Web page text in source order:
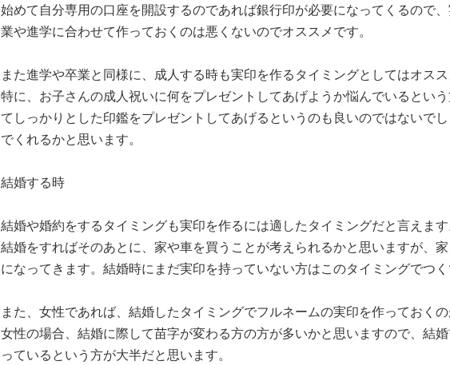
始めて自分専用の口座を開設するのであれば銀行印が必要になってくるので
業や進学に合わせて作っておくのは悪くないのでオススメです。
また進学や卒業と同様に、成人する時も実印を作るタイミングとしてはオスス
特に、お子さんの成人祝いに何をプレゼントしてあげようか悩んでいるとい
てしっかりとした印鑑をプレゼントしてあげるというのも良いのではないで
でくれるかと思います。
結婚する時
結婚や婚約をするタイミングも実印を作るには適したタイミングだと言えます
結婚をすればそのあとに、家や車を買うことが考えられるかと思いますが、
になってきます。結婚時にまだ実印を持っていない方はこのタイミングでつく
また、女性であれば、結婚したタイミングでフルネームの実印を作っておくの
女性の場合、結婚に際して苗字が変わる方の方が多いかと思いますので、結
っているという方が大半だと思います。